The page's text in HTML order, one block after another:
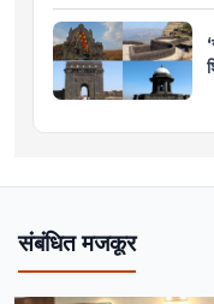
संबंधित मजकूर